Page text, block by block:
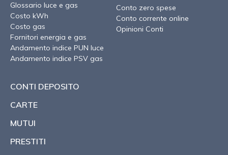
Glossario luce e gas
Costo kWh
Costo gas
Fornitori energia e gas
Andamento indice PUN luce
Andamento indice PSV gas
Conto zero spese
Conto corrente online
Opinioni Conti
CONTI DEPOSITO
CARTE
MUTUI
PRESTITI